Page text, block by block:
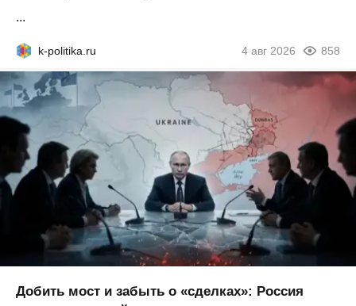
...
k-politika.ru 4 авг 2026 858
Добить мост и забыть о «сделках»: Россия